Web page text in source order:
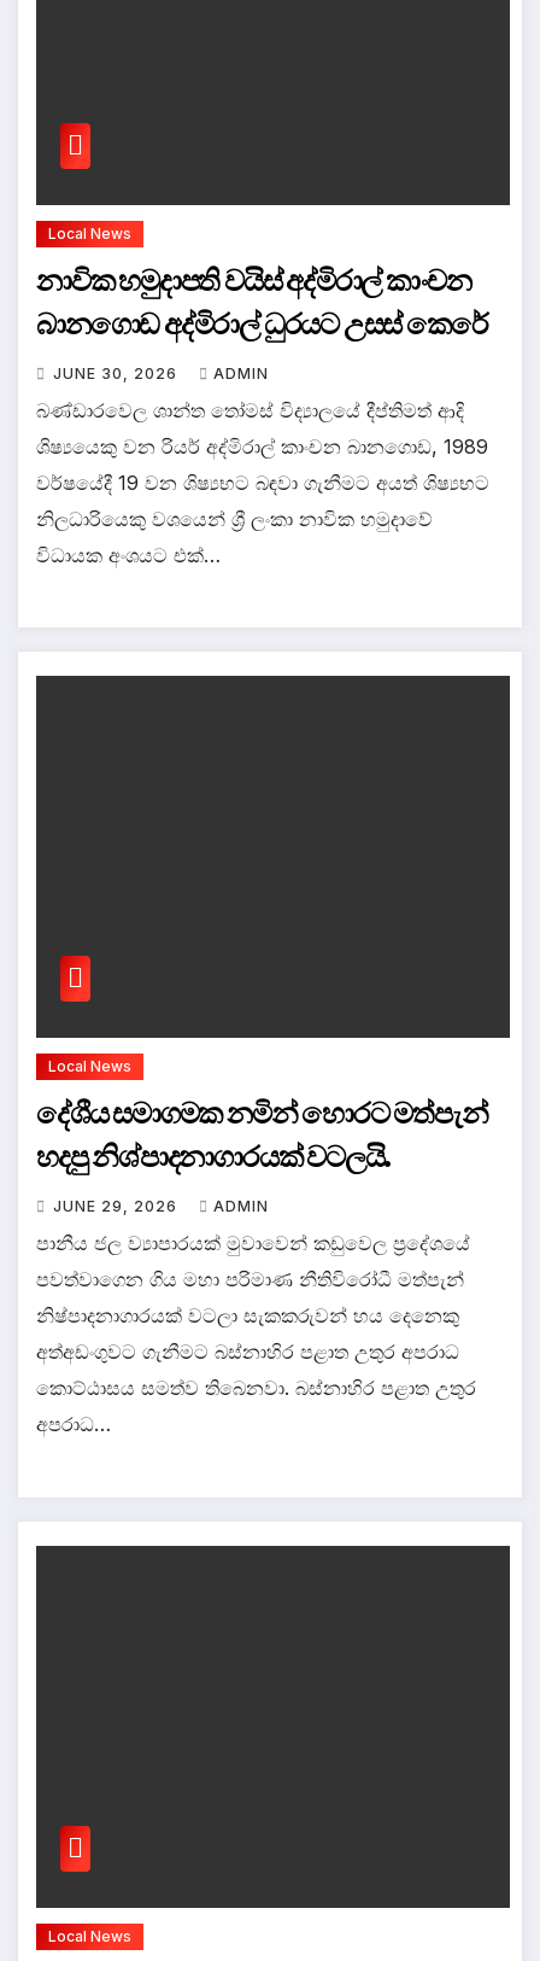
Local News
නාවික හමුදාපති වයිස් අද්මිරාල් කාංචන
බානගොඩ අද්මිරාල් ධුරයට උසස් කෙරේ
JUNE 30, 2026 ADMIN
බණ්ඩාරවෙල ශාන්ත තෝමස් විද්‍යාලයේ දීප්තිමත් ආදි
ශිෂ්‍යයෙකු වන රියර් අද්මිරාල් කාංචන බානගොඩ, 1989
වර්ෂයේදී 19 වන ශිෂ්‍යභට බඳවා ගැනීමට අයත් ශිෂ්‍යභට
නිලධාරියෙකු වශයෙන් ශ්‍රී ලංකා නාවික හමුදාවේ
විධායක අංශයට එක්…
Local News
දේශීය සමාගමක නමින් හොරට මත්පැන්
හදපු නිශ්පාදනාගාරයක් වටලයි.
JUNE 29, 2026 ADMIN
පානීය ජල ව්‍යාපාරයක් මුවාවෙන් කඩුවෙල ප්‍රදේශයේ
පවත්වාගෙන ගිය මහා පරිමාණ නීතිවිරෝධී මත්පැන්
නිෂ්පාදනාගාරයක් වටලා සැකකරුවන් හය දෙනෙකු
අත්අඩංගුවට ගැනීමට බස්නාහිර පළාත උතුර අපරාධ
කොට්ඨාසය සමත්ව තිබෙනවා. බස්නාහිර පළාත උතුර
අපරාධ…
Local News